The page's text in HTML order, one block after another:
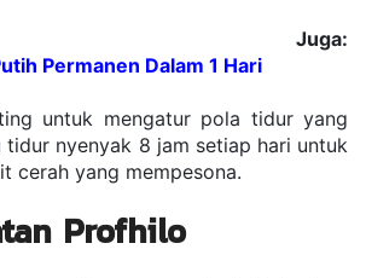
Juga:
Permanen Dalam 1 Hari
untuk mengatur pola tidur yang
tidur nyenyak 8 jam setiap hari untuk
cerah yang mempesona.
Profhilo